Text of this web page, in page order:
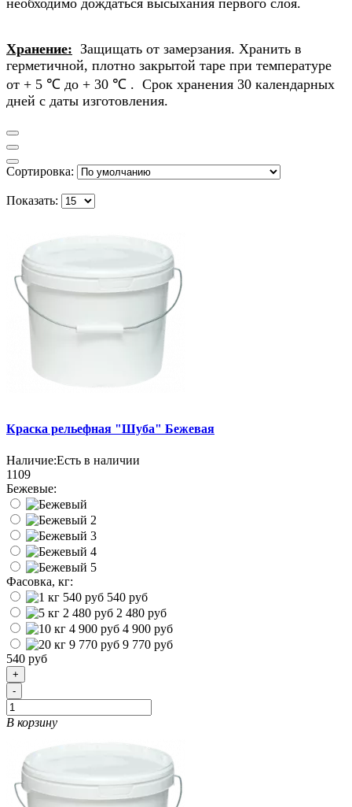
необходимо дождаться высыхания первого слоя.
Хранение: Защищать от замерзания. Хранить в
герметичной, плотно закрытой таре при температуре
от + 5 ℃ до + 30 ℃ . Срок хранения 30 календарных
дней с даты изготовления.
Сортировка:
Показать:
Краска рельефная "Шуба" Бежевая
Наличие:Есть в наличии
1109
Бежевые:
Фасовка, кг:
540 руб
2 480 руб
4 900 руб
9 770 руб
540 руб
+
-
В корзину